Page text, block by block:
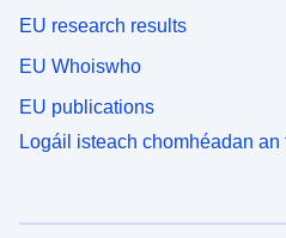
EU research results
EU Whoiswho
EU publications
Logáil isteach chomhéadan